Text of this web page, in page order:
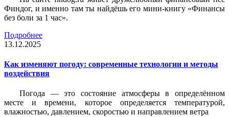
Финдог, и именно там ты найдёшь его мини‑книгу «Финансы
без боли за 1 час».
Подробнее
13.12.2025
Как изменяют погоду: современные технологии и методы
воздействия
Погода — это состояние атмосферы в определённом
месте и времени, которое определяется температурой,
влажностью, давлением, скоростью и направлением ветра